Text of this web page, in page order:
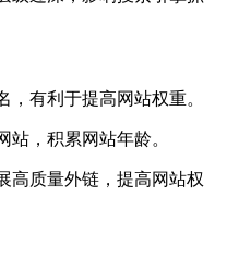
，有利于提高网站权重。
站，积累网站年龄。
高质量外链，提高网站权